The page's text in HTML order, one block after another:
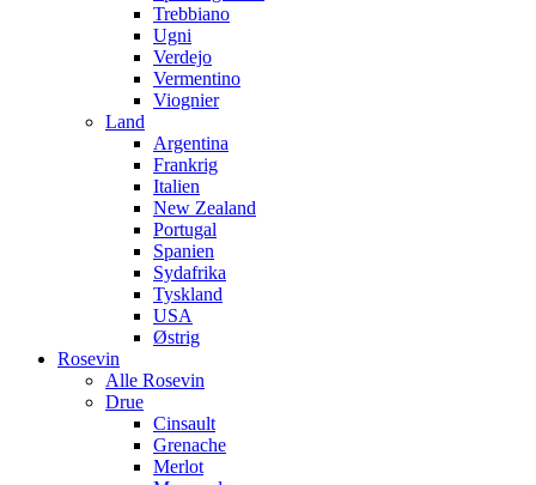
Trebbiano
Ugni
Verdejo
Vermentino
Viognier
Land
Argentina
Frankrig
Italien
New Zealand
Portugal
Spanien
Sydafrika
Tyskland
USA
Østrig
Rosevin
Alle Rosevin
Drue
Cinsault
Grenache
Merlot